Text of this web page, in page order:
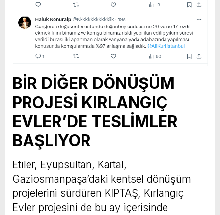
BİR DİĞER DÖNÜŞÜM
PROJESİ KIRLANGIÇ
EVLER’DE TESLİMLER
BAŞLIYOR
Etiler, Eyüpsultan, Kartal,
Gaziosmanpaşa’daki kentsel dönüşüm
projelerini sürdüren KİPTAŞ, Kırlangıç
Evler projesini de bu ay içerisinde